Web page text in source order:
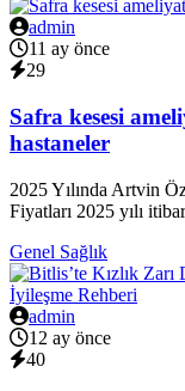
admin
11 ay önce
29
Safra kesesi
hastaneler
2025 Yılında Artvin
Fiyatları 2025 yılı
Genel Sağlık
admin
12 ay önce
40